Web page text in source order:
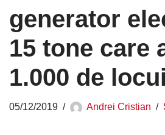
generator
15 tone care
1.000 de
05/12/2019 Andrei Cristian